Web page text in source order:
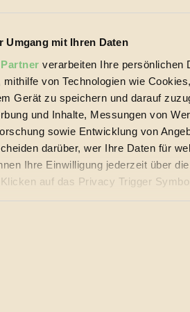
Umgang mit Ihren Daten
verarbeiten Ihre persönlichen
von Technologien wie
Gerät zu speichern und darauf
und Inhalte, Messungen von
sowie Entwicklung von
darüber, wer Ihre Daten für
Ihre Einwilligung jederzeit über
auf das Privacy Trigger
würden wir auch gerne:
aktives Scannen nach bestimmten
um Versuche, den Ozean und
und Wildvögel im